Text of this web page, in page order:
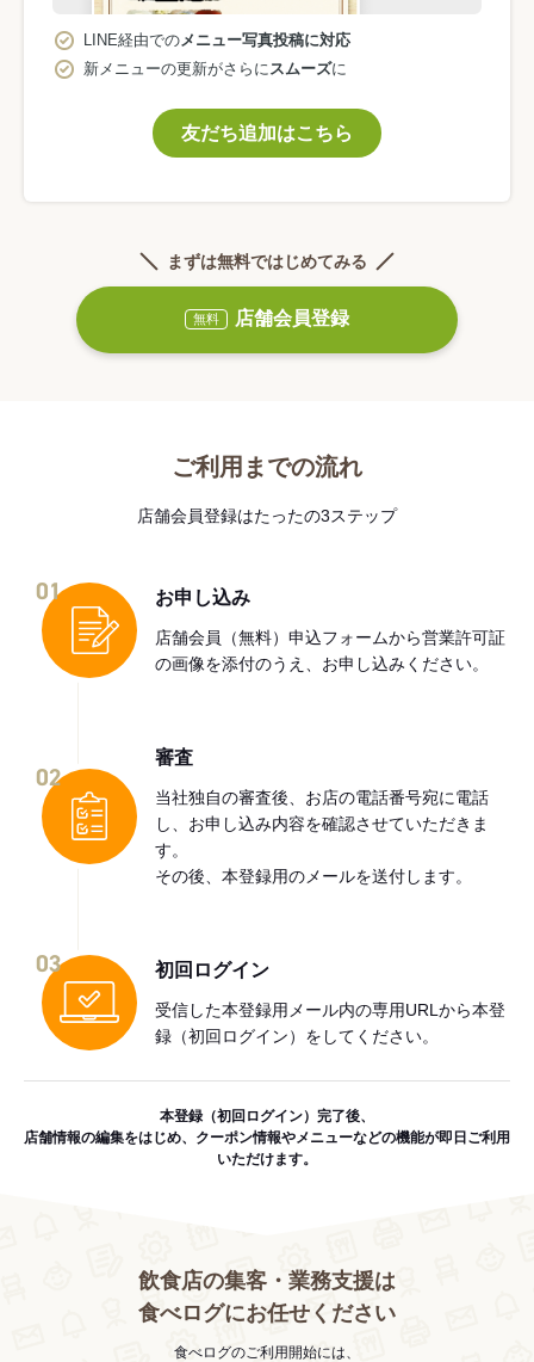
LINE経由での メニュー写真投稿に対応
新メニューの更新がさらに スムーズに
友だち追加はこちら
まずは無料ではじめてみる
無料 店舗会員登録
ご利用までの流れ
店舗会員登録はたったの3ステップ
01 お申し込み
店舗会員（無料）申込フォームから営業許可証
の画像を添付のうえ、お申し込みください。
02
審査
当社独自の審査後、お店の電話番号宛に電話
し、お申し込み内容を確認させていただきま
す。
その後、本登録用のメールを送付します。
03 初回ログイン
受信した本登録用メール内の専用URLから本登
録（初回ログイン）をしてください。
本登録（初回ログイン）完了後、
店舗情報の編集をはじめ、クーポン情報やメニューなどの機能が即日ご利用
いただけます。
飲食店の集客・業務支援は
食べログにお任せください
食べログのご利用開始には、